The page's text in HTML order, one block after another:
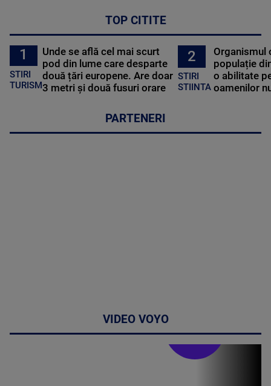
TOP CITITE
1
STIRI
TURISM
Unde se află cel mai scurt
pod din lume care desparte
două țări europene. Are doar
3 metri și două fusuri orare
2
STIRI
STIINTA
Organismul
populație
o abilitate
oamenilor
PARTENERI
VIDEO VOYO